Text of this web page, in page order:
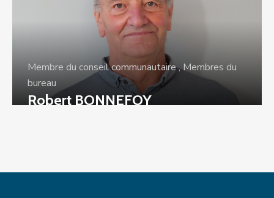
Membre du conseil communautaire,Membres du
bureau
Robert BONNEFOY